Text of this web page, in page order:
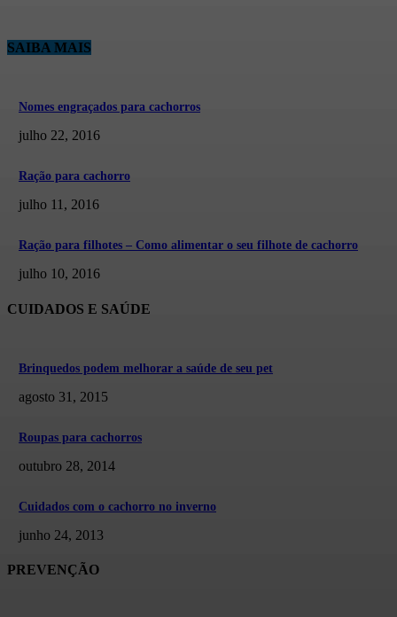
SAIBA MAIS
Nomes engraçados para cachorros
julho 22, 2016
Ração para cachorro
julho 11, 2016
Ração para filhotes – Como alimentar o seu filhote de cachorro
julho 10, 2016
CUIDADOS E SAÚDE
Brinquedos podem melhorar a saúde de seu pet
agosto 31, 2015
Roupas para cachorros
outubro 28, 2014
Cuidados com o cachorro no inverno
junho 24, 2013
PREVENÇÃO